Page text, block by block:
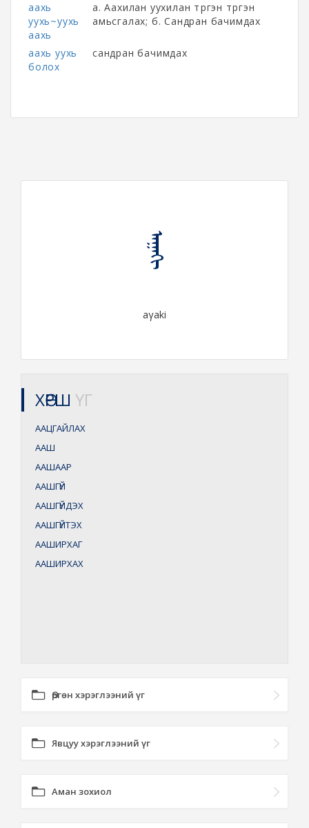
аахь
уухь~уухь
аахь
а. Аахилан уухилан түргэн түргэн
амьсгалах; б. Сандран бачимдах
аахь уухь
болох
сандран бачимдах
ᠠᠭᠠᠬᠢ
aγaki
ХӨРШ ҮГ
ААЦГАЙЛАХ
ААШ
ААШААР
ААШГҮЙ
ААШГҮЙДЭХ
ААШГҮЙТЭХ
ААШИРХАГ
ААШИРХАХ
Өргөн хэрэглээний үг
Явцуу хэрэглээний үг
Аман зохиол